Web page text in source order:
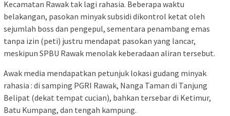
Kecamatan Rawak tak lagi rahasia. Beberapa waktu
belakangan, pasokan minyak subsidi dikontrol ketat oleh
sejumlah boss dan pengepul, sementara penambang emas
tanpa izin (peti) justru mendapat pasokan yang lancar,
meskipun SPBU Rawak menolak keberadaan aliran tersebut.
Awak media mendapatkan petunjuk lokasi gudang minyak
rahasia : di samping PGRI Rawak, Nanga Taman di Tanjung
Belipat (dekat tempat cucian), bahkan tersebar di Ketimur,
Batu Kumpang, dan tengah kampung.